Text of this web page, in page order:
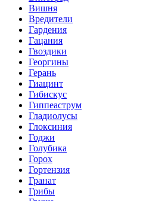
Вишня
Вредители
Гардения
Гацания
Гвоздики
Георгины
Герань
Гиацинт
Гибискус
Гиппеаструм
Гладиолусы
Глоксиния
Годжи
Голубика
Горох
Гортензия
Гранат
Грибы